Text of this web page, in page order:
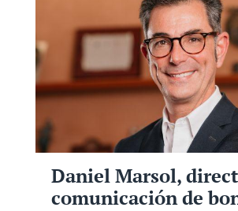
Daniel Marsol,
comunicación de